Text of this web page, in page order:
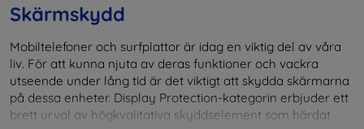
Skärmskydd
Mobiltelefoner och surfplattor är idag en viktig del av våra
liv. För att kunna njuta av deras funktioner och vackra
utseende under lång tid är det viktigt att skydda skärmarna
på dessa enheter. Display Protection-kategorin erbjuder ett
brett urval av högkvalitativa skyddselement som härdat